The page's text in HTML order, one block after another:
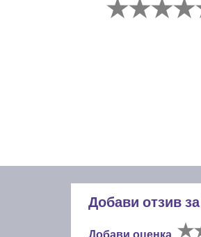
Добави отзив за
Добави оценка